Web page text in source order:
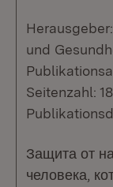
und
Seitenzahl: 18
Защита от
человека,